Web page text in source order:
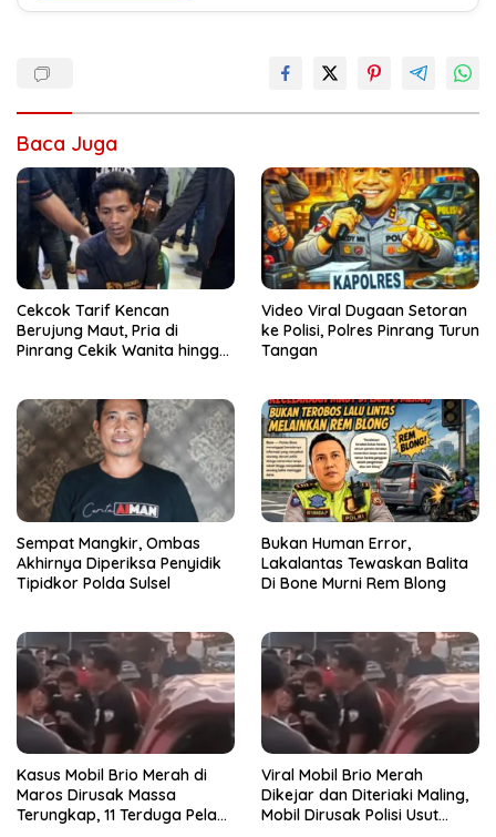
Baca Juga
Cekcok Tarif Kencan
Berujung Maut, Pria di
Pinrang Cekik Wanita hingga
Video Viral Dugaan Setoran
ke Polisi, Polres Pinrang Turun
Tangan
Sempat Mangkir, Ombas
Akhirnya Diperiksa Penyidik
Tipidkor Polda Sulsel
Bukan Human Error,
Lakalantas Tewaskan Balita
Di Bone Murni Rem Blong
Kasus Mobil Brio Merah di
Maros Dirusak Massa
Terungkap, 11 Terduga Pelaku
Viral Mobil Brio Merah
Dikejar dan Diteriaki Maling,
Mobil Dirusak Polisi Usut